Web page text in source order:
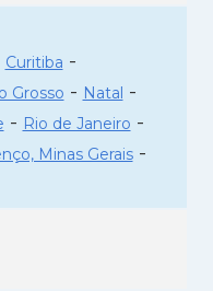
Curitiba -
Grosso - Natal -
- Rio de Janeiro -
Minas Gerais-